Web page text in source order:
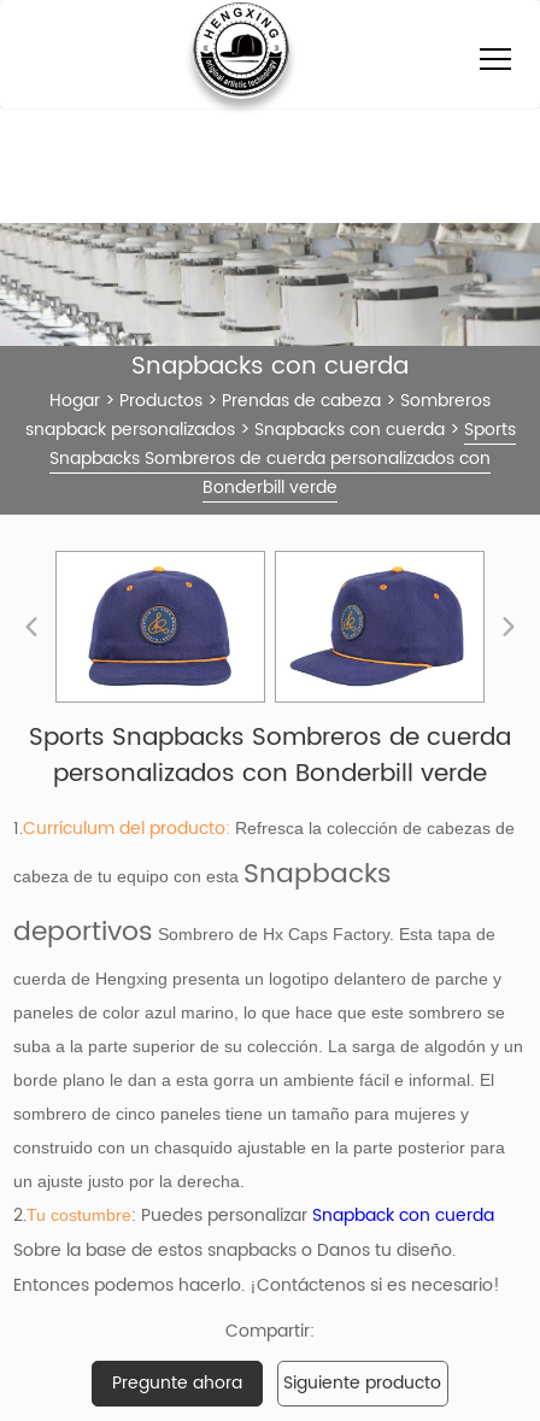
Snapbacks con cuerda
Hogar > Productos > Prendas de cabeza > Sombreros
snapback personalizados> Snapbacks con cuerda> Sports
Snapbacks Sombreros de cuerda personalizados con
Bonderbill verde
Sports Snapbacks Sombreros de cuerda
personalizados con Bonderbill verde
1.Currículum del producto: Refresca la colección de cabezas de
cabeza de tu equipo con esta Snapbacks
deportivos Sombrero de Hx Caps Factory. Esta tapa de
cuerda de Hengxing presenta un logotipo delantero de parche y
paneles de color azul marino, lo que hace que este sombrero se
suba a la parte superior de su colección. La sarga de algodón y un
borde plano le dan a esta gorra un ambiente fácil e informal. El
sombrero de cinco paneles tiene un tamaño para mujeres y
construido con un chasquido ajustable en la parte posterior para
un ajuste justo por la derecha.
2.Tu costumbre: Puedes personalizarSnapback con cuerda
Sobre la base de estos snapbacks o Danos tu diseño.
Entonces podemos hacerlo. ¡Contáctenos si es necesario!
Compartir:
Pregunte ahora
Siguiente producto